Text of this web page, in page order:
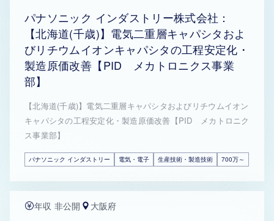
パナソニック インダストリー株式会社：
【北海道(千歳)】電気二重層キャパシタおよ
びリチウムイオンキャパシタの工程安定化・
製造原価改善【PID メカトロニクス事業
部】
【北海道(千歳)】電気二重層キャパシタおよびリチウムイオン
キャパシタの工程安定化・製造原価改善【PID メカトロニク
ス事業部】
パナソニック インダストリー 電気・電子 生産技術・製造技術 700万～
年収 非公開 大阪府